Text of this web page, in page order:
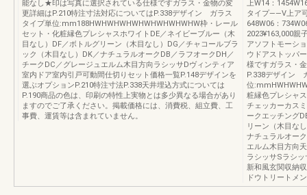
能なし★印は写真に選択されている仕様ですガラス・金物の変
更詳細はP.210特注寸法対応についてはP.338デザイン ガラス
タイプ単位:mm188HWHWHWHWHWHWHWHWHW枠・レール
セット・化粧縁色プレシャスホワイトDE／ネイビーブルー（木
目なし）DF／ボトルグリーン（木目なし）DG／チャコールブラ
ック（木目なし）DK／ナチュラルオークDB／ラフオークDH／
チークDC／グレージュエルム木目方向ラシッサDヴィンティア
室内ドア室内引戸可動間仕切りセット価格一覧P.148デザインを
選ぶオプションP.210特注寸法P.338天井埋込方式については
P.190商品の色は、印刷の特性上実物とは多少異なる場合があり
ますのでご了承ください。掲載価格には、消費税、組立費、工
事費、運賃等は含まれていません。
上W14：
タイプ——V上ア
648W06：
2023¥163,000
アソフトモーシ
ウドアストッパ
様ですガラス・
P.338デザイン
位
粧縁色プレシャ
チェッカーカス
ークエッチング
リーン（木目な
ナチュラルオー
エルム木目方向
ラシッサSラシ
新和風玄関収納
ドウトリートメ